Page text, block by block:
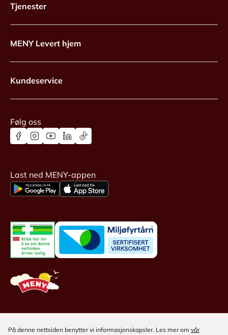
Tjenester
MENY Levert hjem
Kundeservice
Følg oss
Last ned MENY-appen
På denne nettsiden benytter vi informasjonskapsler. Les mer om vår